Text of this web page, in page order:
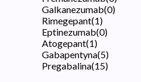
Galkanezumab(0)
Rimegepant(1)
Eptinezumab(0)
Atogepant(1)
Gabapentyna(5)
Pregabalina(15)